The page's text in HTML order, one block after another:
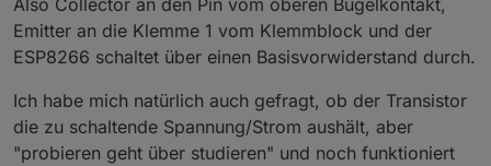
Also Collector an den Pin vom oberen Bügelkontakt,
Emitter an die Klemme 1 vom Klemmblock und der
ESP8266 schaltet über einen Basisvorwiderstand durch.
Ich habe mich natürlich auch gefragt, ob der Transistor
die zu schaltende Spannung/Strom aushält, aber
"probieren geht über studieren" und noch funktioniert